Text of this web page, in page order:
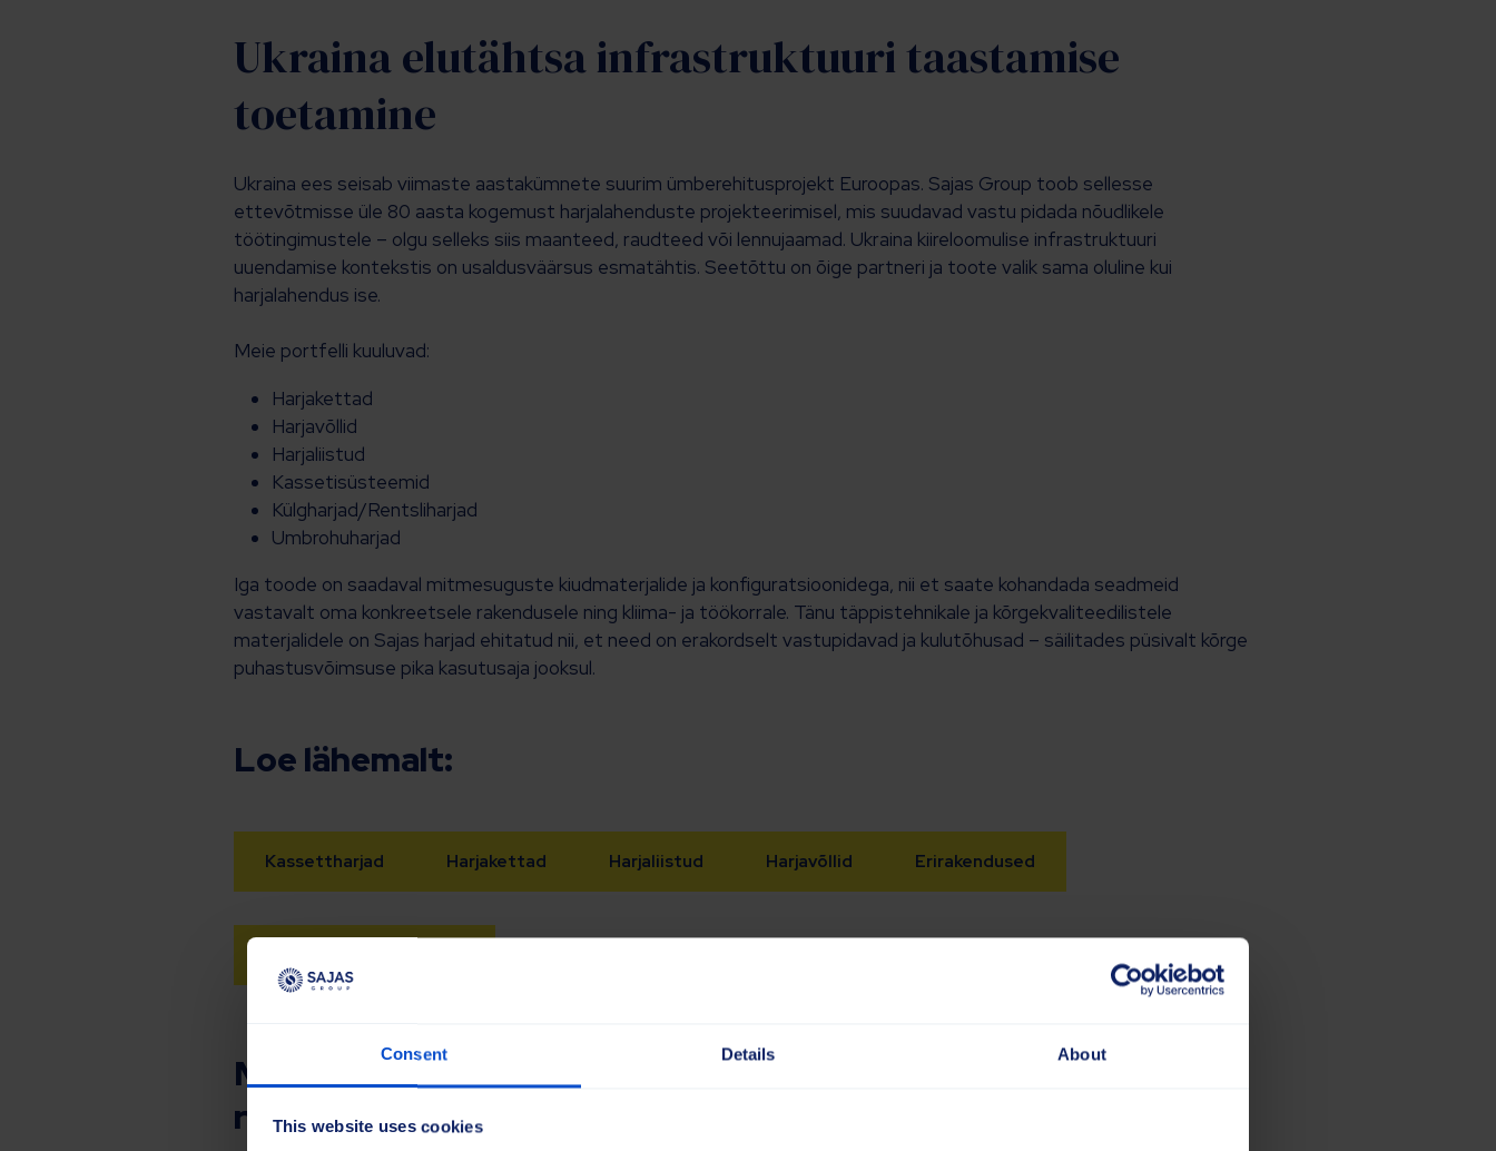
Consent Details About
This website uses cookies
Ukraina elutähtsa infrastruktuuri taastamise
toetamine
Ukraina ees seisab viimaste aastakümnete suurim ümberehitusprojekt Euroopas. Sajas Group toob sellesse
ettevõtmisse üle 80 aasta kogemust harjalahenduste projekteerimisel, mis suudavad vastu pidada nõudlikele
töötingimustele – olgu selleks siis maanteed, raudteed või lennujaamad. Ukraina kiireloomulise infrastruktuuri
uuendamise kontekstis on usaldusväärsus esmatähtis. Seetõttu on õige partneri ja toote valik sama oluline kui
harjalahendus ise.
Meie portfelli kuuluvad:
Harjakettad
Harjavõllid
Harjaliistud
Kassetisüsteemid
Külgharjad/Rentsliharjad
Umbrohuharjad
Iga toode on saadaval mitmesuguste kiudmaterjalide ja konfiguratsioonidega, nii et saate kohandada seadmeid
vastavalt oma konkreetsele rakendusele ning kliima- ja töökorrale. Tänu täppistehnikale ja kõrgekvaliteedilistele
materjalidele on Sajas harjad ehitatud nii, et need on erakordselt vastupidavad ja kulutõhusad – säilitades püsivalt kõrge
puhastusvõimsuse pika kasutusaja jooksul.
Loe lähemalt:
Kassettharjad Harjakettad Harjaliistud Harjavõllid Erirakendused
Me oleme siin, et aidata teid – tulge meiega oma vajadustest
rääkima.